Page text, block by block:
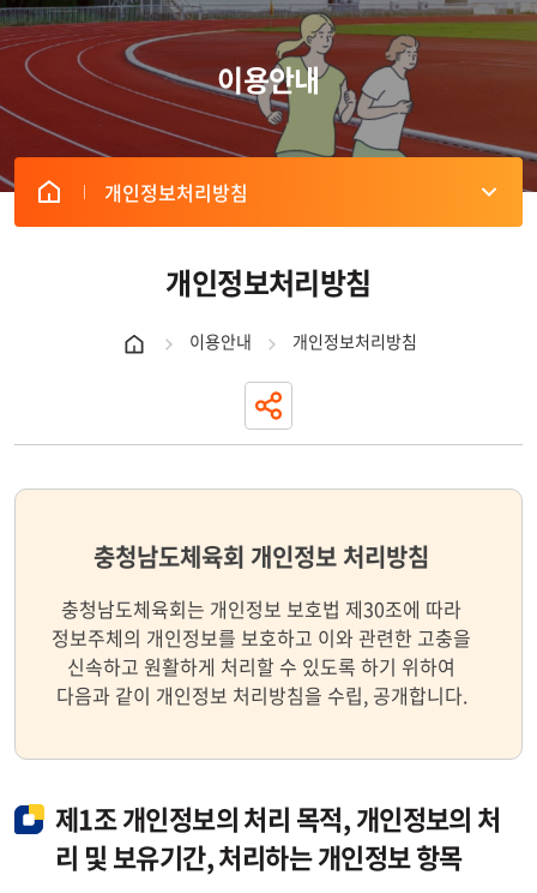
이용안내
개인정보처리방침
개인정보처리방침
이용안내 개인정보처리방침
충청남도체육회 개인정보 처리방침
충청남도체육회는 개인정보 보호법 제30조에 따라
정보주체의 개인정보를 보호하고 이와 관련한 고충을
신속하고 원활하게 처리할 수 있도록 하기 위하여
다음과 같이 개인정보 처리방침을 수립, 공개합니다.
제1조 개인정보의 처리 목적, 개인정보의 처
리 및 보유기간, 처리하는 개인정보 항목